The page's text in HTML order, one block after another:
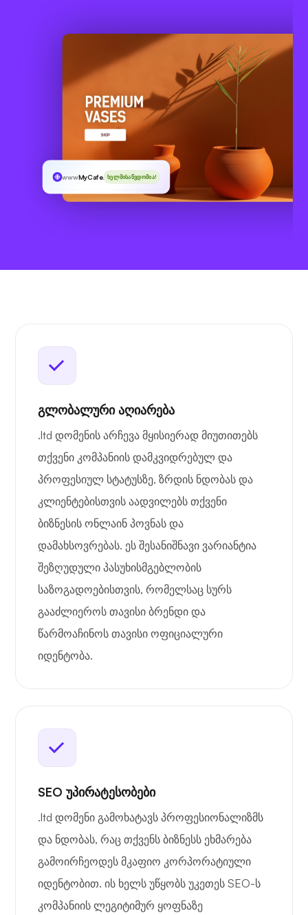
wwwMyCafe.ltdხელმისაწვდომია!
გლობალური აღიარება
.ltd დომენის არჩევა მყისიერად მიუთითებს
თქვენი კომპანიის დამკვიდრებულ და
პროფესიულ სტატუსზე, ზრდის ნდობას და
კლიენტებისთვის აადვილებს თქვენი
ბიზნესის ონლაინ პოვნას და
დამახსოვრებას. ეს შესანიშნავი ვარიანტია
შეზღუდული პასუხისმგებლობის
საზოგადოებისთვის, რომელსაც სურს
გააძლიეროს თავისი ბრენდი და
წარმოაჩინოს თავისი ოფიციალური
იდენტობა.
SEO უპირატესობები
.ltd დომენი გამოხატავს პროფესიონალიზმს
და ნდობას, რაც თქვენს ბიზნესს ეხმარება
გამოირჩეოდეს მკაფიო კორპორატიული
იდენტობით. ის ხელს უწყობს უკეთეს SEO-ს
კომპანიის ლეგიტიმურ ყოფნაზე